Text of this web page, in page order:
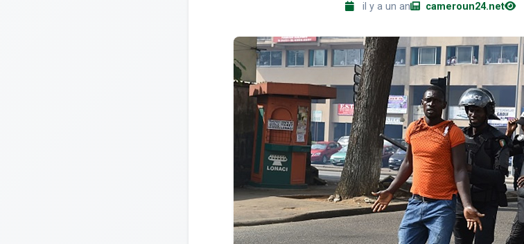
il y a un an cameroun24.net